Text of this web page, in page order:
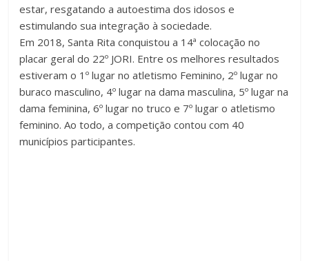
estar, resgatando a autoestima dos idosos e
estimulando sua integração à sociedade.
Em 2018, Santa Rita conquistou a 14ª colocação no
placar geral do 22º JORI. Entre os melhores resultados
estiveram o 1º lugar no atletismo Feminino, 2º lugar no
buraco masculino, 4º lugar na dama masculina, 5º lugar na
dama feminina, 6º lugar no truco e 7º lugar o atletismo
feminino. Ao todo, a competição contou com 40
municípios participantes.